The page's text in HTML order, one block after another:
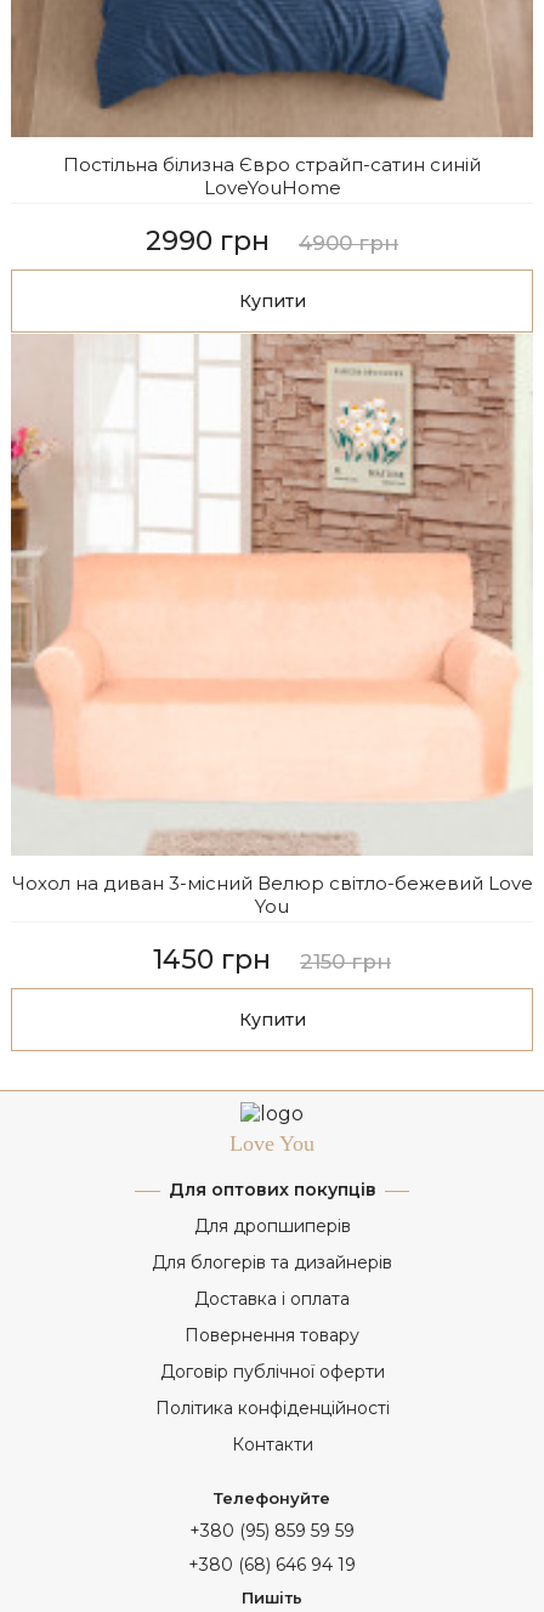
Постільна білизна Євро страйп-сатин синiй
LoveYouHome
2990 грн 4900 грн
Купити
Чохол на диван 3-місний Велюр світло-бежевий Love
You
1450 грн 2150 грн
Купити
Love You
Для оптових покупців
Для дропшиперів
Для блогерів та дизайнерів
Доставка і оплата
Повернення товару
Договір публічної оферти
Політика конфіденційності
Контакти
Телефонуйте
+380 (95) 859 59 59
+380 (68) 646 94 19
Пишіть